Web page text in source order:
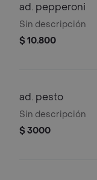
ad. pepperoni
Sin descripción
$ 10.800
ad. pesto
Sin descripción
$ 3000